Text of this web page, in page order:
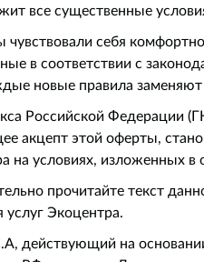
все существенные
себя
в соответствии с
новые правила
Российской Федерации
акцепт этой оферты,
на условиях, изложенных
прочитайте текст
Экоцентра.
на основании